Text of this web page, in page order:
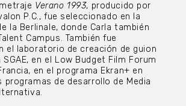
Verano 1993, producido por
P.C., fue seleccionado en la
la Berlinale, donde Carla también
Campus. También fue
el laboratorio de creación de guion
en el Low Budget Film Forum
en el programa Ekran+ en
programas de desarrollo de Media